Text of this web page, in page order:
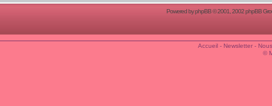
Powered byphpBB© 2001, 2002 phpBB
Accueil- Newsletter-
©